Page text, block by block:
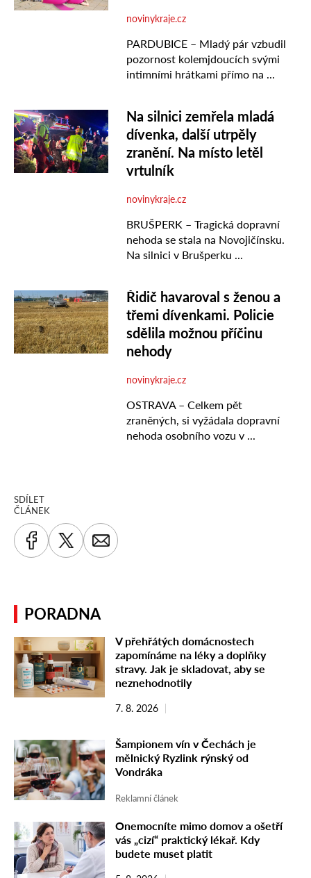
SDÍLET
ČLÁNEK
PORADNA
V přehřátých domácnostech
zapomínáme na léky a doplňky
stravy. Jak je skladovat, aby se
neznehodnotily
7. 8. 2026
Šampionem vín v Čechách je
mělnický Ryzlink rýnský od
Vondráka
Reklamní článek
Onemocníte mimo domov a ošetří
vás „cizí“ praktický lékař. Kdy
budete muset platit